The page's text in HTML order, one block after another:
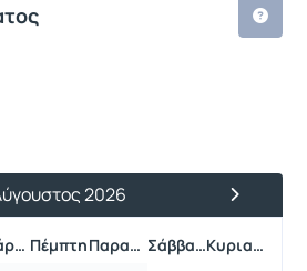
Μήνας 2026
Επόμενος
Τετάρτη Πέμπτη Παρασκευή Σάββατο Κυριακή